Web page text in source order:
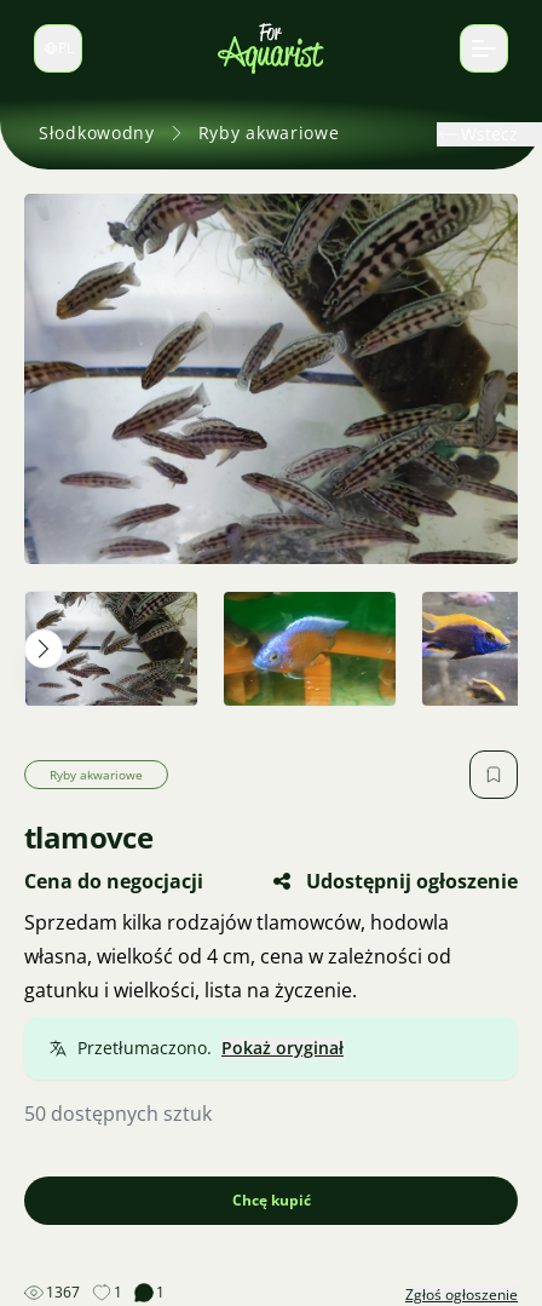
Zmień język
Słodkowodny Ryby akwariowe
Ryby akwariowe
tlamovce
Cena do negocjacji
Udostępnij ogłoszenie
Sprzedam kilka rodzajów tlamowców, hodowla
własna, wielkość od 4 cm, cena w zależności od
gatunku i wielkości, lista na życzenie.
Przetłumaczono. Pokaż oryginał
50 dostępnych sztuk
Chcę kupić
1367 1 1 Zgłoś ogłoszenie